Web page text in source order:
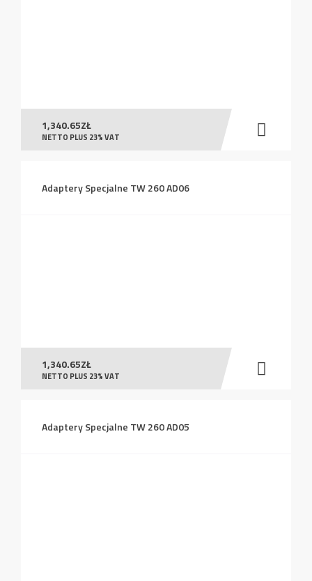
1,340.65ZŁ
NETTO PLUS 23% VAT
Adaptery Specjalne TW 260 AD06
1,340.65ZŁ
NETTO PLUS 23% VAT
Adaptery Specjalne TW 260 AD05